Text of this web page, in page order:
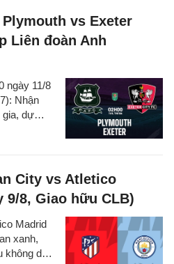
vs Exeter
Liên đoàn Anh
ngày 11/8
Nhận
gia, dự
thống
City vs Atletico
9/8, Giao hữu CLB)
Madrid
xanh,
không dễ